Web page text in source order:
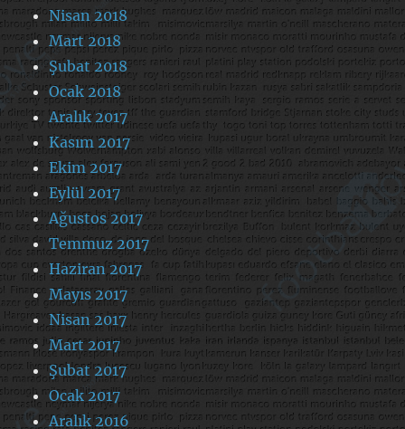
Nisan 2018
Mart 2018
Şubat 2018
Ocak 2018
Aralık 2017
Kasım 2017
Ekim 2017
Eylül 2017
Ağustos 2017
Temmuz 2017
Haziran 2017
Mayıs 2017
Nisan 2017
Mart 2017
Şubat 2017
Ocak 2017
Aralık 2016